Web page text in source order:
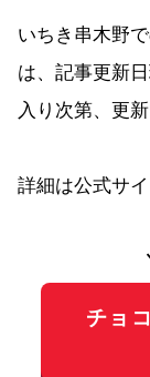
いちき串木野
は、記事更新
入り次第、更
詳細は公式サ
チョ